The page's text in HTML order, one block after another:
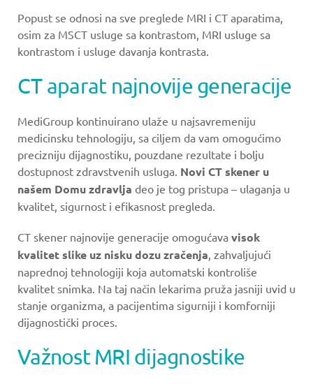
Popust se odnosi na sve preglede MRI i CT aparatima,
osim za MSCT usluge sa kontrastom, MRI usluge sa
kontrastom i usluge davanja kontrasta.
CT aparat najnovije generacije
MediGroup kontinuirano ulaže u najsavremeniju
medicinsku tehnologiju, sa ciljem da vam omogućimo
precizniju dijagnostiku, pouzdane rezultate i bolju
dostupnost zdravstvenih usluga. Novi CT skener u
našem Domu zdravlja deo je tog pristupa – ulaganja u
kvalitet, sigurnost i efikasnost pregleda.
CT skener najnovije generacije omogućava visok
kvalitet slike uz nisku dozu zračenja, zahvaljujući
naprednoj tehnologiji koja automatski kontroliše
kvalitet snimka. Na taj način lekarima pruža jasniji uvid u
stanje organizma, a pacijentima sigurniji i komforniji
dijagnostički proces.
Važnost MRI dijagnostike